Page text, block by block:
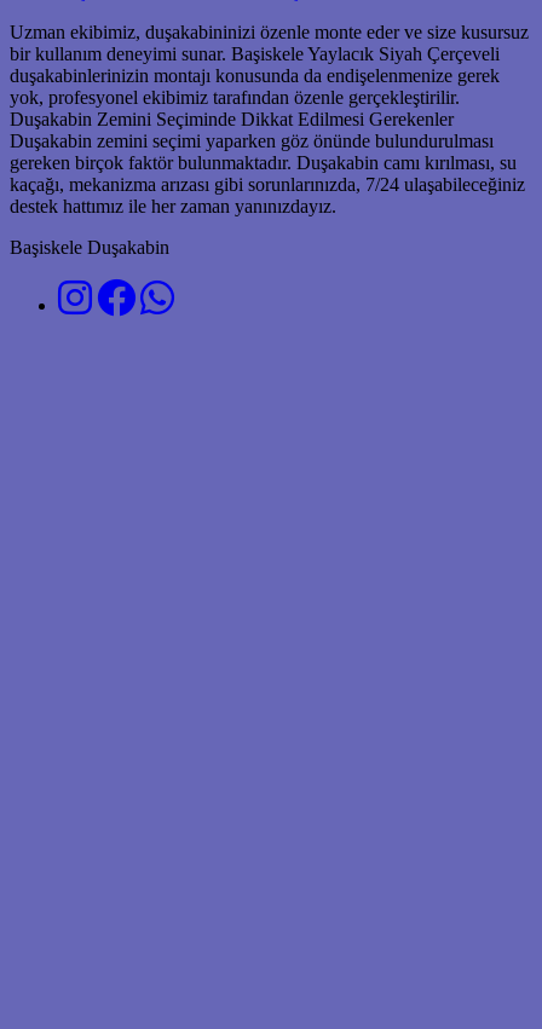
Uzman ekibimiz, duşakabininizi özenle monte eder ve size kusursuz
bir kullanım deneyimi sunar. Başiskele Yaylacık Siyah Çerçeveli
duşakabinlerinizin montajı konusunda da endişelenmenize gerek
yok, profesyonel ekibimiz tarafından özenle gerçekleştirilir.
Duşakabin Zemini Seçiminde Dikkat Edilmesi Gerekenler
Duşakabin zemini seçimi yaparken göz önünde bulundurulması
gereken birçok faktör bulunmaktadır. Duşakabin camı kırılması, su
kaçağı, mekanizma arızası gibi sorunlarınızda, 7/24 ulaşabileceğiniz
destek hattımız ile her zaman yanınızdayız.
Başiskele Duşakabin